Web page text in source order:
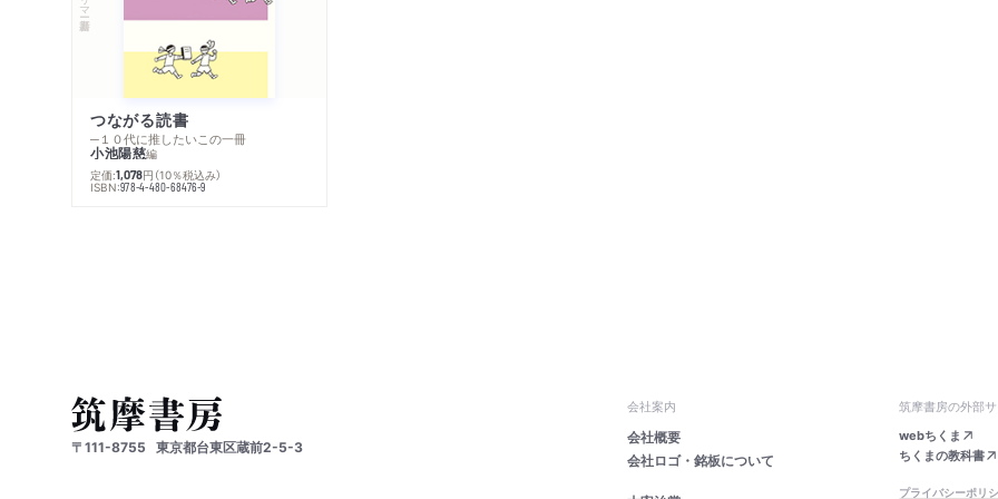
つながる読書
─１０代に推したいこの一冊
小池陽慈編
定価:1,078円 （10％税込み）
ISBN:978-4-480-68476-9
〒111-8755 東京都台東区蔵前2-5-3
会社案内
会社概要
会社ロゴ・銘板について
筑摩書房の外部サ
webちくま
ちくまの教科書
プライバシーポリ